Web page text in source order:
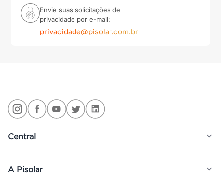
Envie suas solicitações de
privacidade por e-mail:
privacidade@pisolar.com.br
Central
A Pisolar